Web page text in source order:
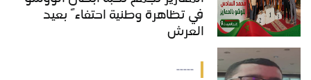
في تظاهرة وطنية احتفاءً بعيد
العرش
-----